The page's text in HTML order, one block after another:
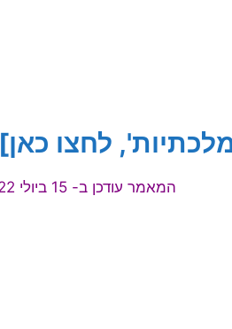
לחצו כאן]
המאמר עודכן ב- 15 ביולי 2022